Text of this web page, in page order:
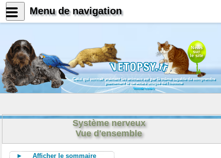
News
sur
le site
Celui qui connait vraiment les animaux est par là même capable de comprendre
pleinement le caractère unique de l'homme
Konrad Lorenz
Système nerveux
Vue d'ensemble
► Afficher le sommaire
Menu de navigation